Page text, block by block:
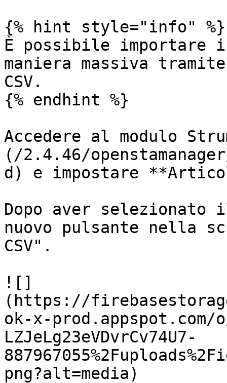
{% hint style="info" %}
È possibile
maniera massiva
CSV.
{% endhint %}
Accedere al modulo
(/2.4.46/
d) e impostare
Dopo aver
nuovo pulsante nella
CSV".
![]
(https://
ok-x-prod.appspot.com/
LZJeLg23eVDvrCv74U7-
png?alt=media)